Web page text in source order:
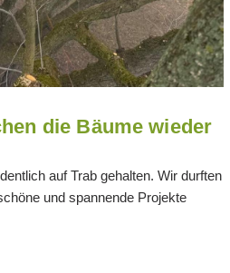
die Bäume wieder
auf Trab gehalten. Wir durften
und spannende Projekte